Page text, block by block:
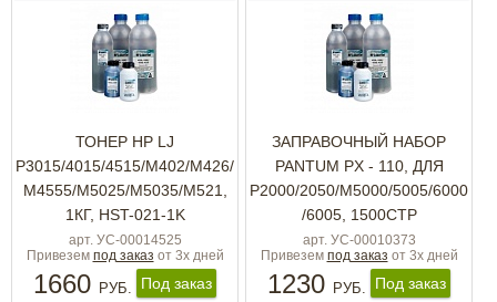
ТОНЕР HP LJ
P3015/4015/4515/M402/M426/
M4555/M5025/M5035/M521,
1КГ, HST-021-1K
арт. УС-00014525
Привезем под заказ от 3х дней
1660 РУБ. Под заказ
ЗАПРАВОЧНЫЙ НАБОР
PANTUM PX - 110, ДЛЯ
P2000/2050/M5000/5005/6000
/6005, 1500СТР
арт. УС-00010373
Привезем под заказ от 3х дней
1230 РУБ. Под заказ